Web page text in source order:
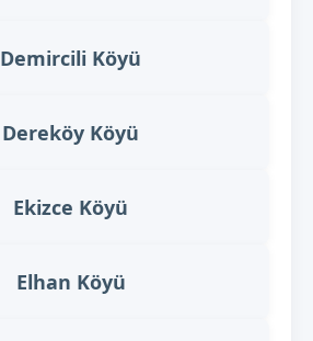
Demircili Köyü
Dereköy Köyü
Ekizce Köyü
Elhan Köyü